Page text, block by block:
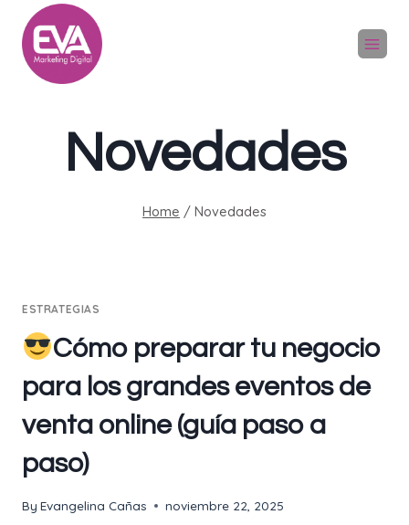
content
Novedades
Home / Novedades
ESTRATEGIAS
Cómo preparar tu negocio
para los grandes eventos de
venta online (guía paso a
paso)
By Evangelina Cañas noviembre 22, 2025